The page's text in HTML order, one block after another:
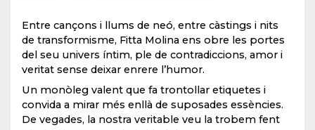
Entre cançons i llums de neó, entre càstings i nits
de transformisme, Fitta Molina ens obre les portes
del seu univers íntim, ple de contradiccions, amor i
veritat sense deixar enrere l’humor.
Un monòleg valent que fa trontollar etiquetes i
convida a mirar més enllà de suposades essències.
De vegades, la nostra veritable veu la trobem fent